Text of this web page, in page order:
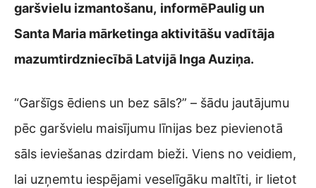
garšvielu izmantošanu, informēPaulig un
Santa Maria mārketinga aktivitāšu vadītāja
mazumtirdzniecībā Latvijā Inga Auziņa.
“Garšīgs ēdiens un bez sāls?” – šādu jautājumu
pēc garšvielu maisījumu līnijas bez pievienotā
sāls ieviešanas dzirdam bieži. Viens no veidiem,
lai uzņemtu iespējami veselīgāku maltīti, ir lietot